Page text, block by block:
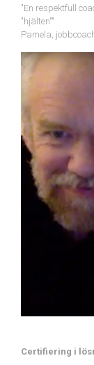
"En respektfull
"hjälten""
Pamela,
Certifiering i